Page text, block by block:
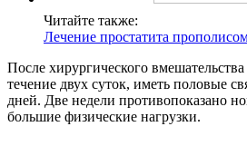
Читайте также:
Лечение простатита
После хирургического
течение двух суток, иметь половые
дней. Две недели противопоказано
большие физические нагрузки.